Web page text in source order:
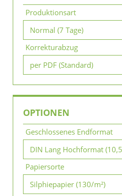
Produktionsart
Normal (7 Tage)
Korrekturabzug
per PDF (Standard)
OPTIONEN
Geschlossenes Endformat
DIN Lang Hochformat
Papiersorte
Silphiepapier (130/m²)